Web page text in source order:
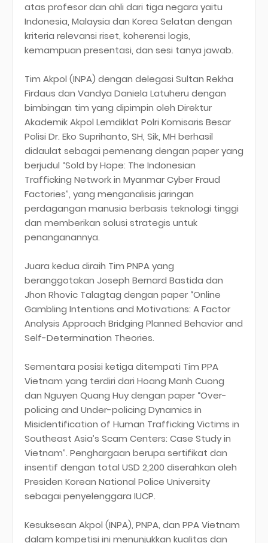
atas profesor dan ahli dari tiga negara yaitu
Indonesia, Malaysia dan Korea Selatan dengan
kriteria relevansi riset, koherensi logis,
kemampuan presentasi, dan sesi tanya jawab.
Tim Akpol (INPA) dengan delegasi Sultan Rekha
Firdaus dan Vandya Daniela Latuheru dengan
bimbingan tim yang dipimpin oleh Direktur
Akademik Akpol Lemdiklat Polri Komisaris Besar
Polisi Dr. Eko Suprihanto, SH, Sik, MH berhasil
didaulat sebagai pemenang dengan paper yang
berjudul “Sold by Hope: The Indonesian
Trafficking Network in Myanmar Cyber Fraud
Factories”, yang menganalisis jaringan
perdagangan manusia berbasis teknologi tinggi
dan memberikan solusi strategis untuk
penanganannya.
Juara kedua diraih Tim PNPA yang
beranggotakan Joseph Bernard Bastida dan
Jhon Rhovic Talagtag dengan paper “Online
Gambling Intentions and Motivations: A Factor
Analysis Approach Bridging Planned Behavior and
Self-Determination Theories.
Sementara posisi ketiga ditempati Tim PPA
Vietnam yang terdiri dari Hoang Manh Cuong
dan Nguyen Quang Huy dengan paper “Over-
policing and Under-policing Dynamics in
Misidentification of Human Trafficking Victims in
Southeast Asia’s Scam Centers: Case Study in
Vietnam”. Penghargaan berupa sertifikat dan
insentif dengan total USD 2,200 diserahkan oleh
Presiden Korean National Police University
sebagai penyelenggara IUCP.
Kesuksesan Akpol (INPA), PNPA, dan PPA Vietnam
dalam kompetisi ini menunjukkan kualitas dan